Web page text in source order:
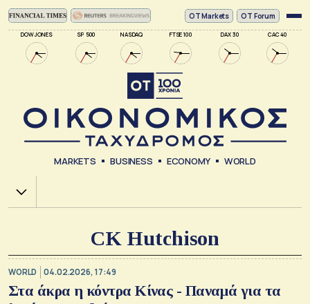
DOW JONES SP 500 NASDAQ FTSE 100 DAX 30 CAC 40
ΟΤ Markets OT Forum
MARKETS BUSINESS ECONOMY WORLD
Χ.Α.
CK Hutchison
WORLD 04.02.2026, 17:49
Στα άκρα η κόντρα Κίνας - Παναμά για τα